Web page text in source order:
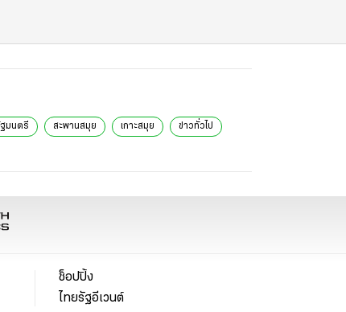
มนตรี สะพานสมุย เกาะสมุย ข่าวทั่วไป
ช็อปปิ้ง
ไทยรัฐอีเวนต์